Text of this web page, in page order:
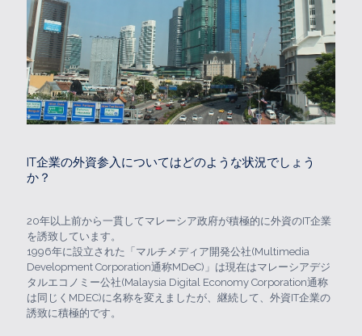
IT企業の外資参入についてはどのような状況でしょう
か？
20年以上前から一貫してマレーシア政府が積極的に外資のIT企業
を誘致しています。
1996年に設立された「マルチメディア開発公社(Multimedia
Development Corporation通称MDeC)」は現在はマレーシアデジ
タルエコノミー公社(Malaysia Digital Economy Corporation通称
は同じくMDEC)に名称を変えましたが、継続して、外資IT企業の
誘致に積極的です。